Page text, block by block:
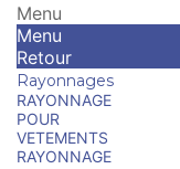
Menu
Menu
Retour
Rayonnages
RAYONNAGE
POUR
VETEMENTS
RAYONNAGE